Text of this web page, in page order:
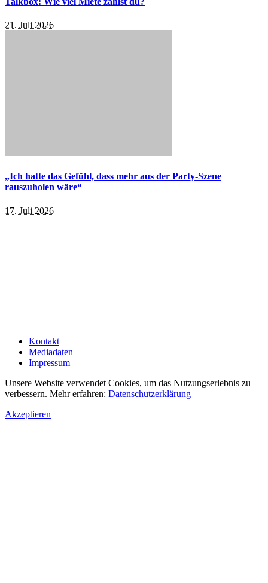
21. Juli 2026
„Ich hatte das Gefühl, dass mehr aus der Party-Szene
rauszuholen wäre“
17. Juli 2026
Kontakt
Mediadaten
Impressum
Unsere Website verwendet Cookies, um das Nutzungserlebnis zu
verbessern. Mehr erfahren: Datenschutzerklärung
Akzeptieren